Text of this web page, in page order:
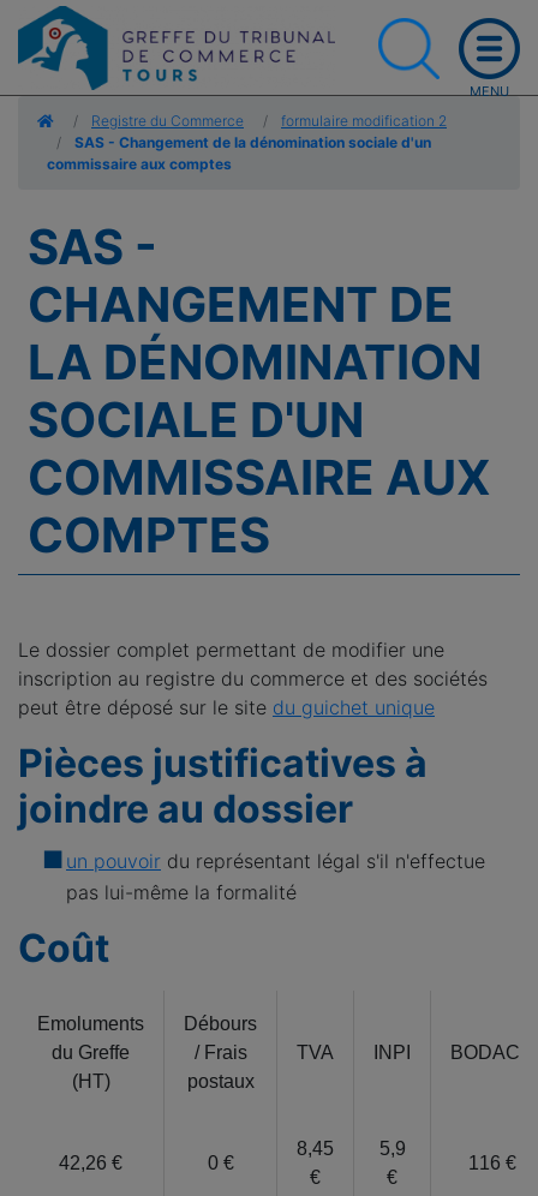
AccueilRegistre du Commerce
formulaire modification 2
SAS - Changement de la dénomination sociale d'un
commissaire aux comptes
SAS -
CHANGEMENT DE
LA DÉNOMINATION
SOCIALE D'UN
COMMISSAIRE AUX
COMPTES
Le dossier complet permettant de modifier une
inscription au registre du commerce et des sociétés
peut être déposé sur le site du guichet unique
Pièces justificatives à
joindre au dossier
un pouvoir du représentant légal s'il n'effectue
pas lui-même la formalité
Coût
Emoluments
du Greffe
(HT)
Débours
/ Frais
postaux
TVA INPI BODACC
42,26 € 0 €
8,45
€
5,9
€
116 €